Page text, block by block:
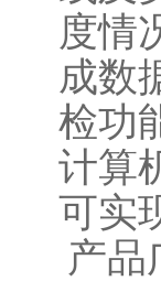
度情
成数
检功
计算
可实
产品